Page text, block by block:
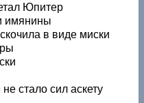
Юпитер
имянины
в виде миски
стало сил аскету